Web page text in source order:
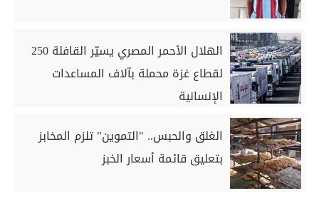
الهلال الأحمر المصري يسيّر القافلة 250
لقطاع غزة محملة بآلاف المساعدات
الإنسانية
الغلق والحبس.. "التموين" تلزم المخابز
بتعليق قائمة أسعار الخبز